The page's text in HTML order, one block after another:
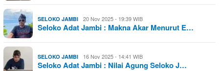
SELOKO JAMBI 20 Nov 2025 - 19:39 WIB
Seloko Adat Jambi : Makna Akar Menurut E…
SELOKO JAMBI 16 Nov 2025 - 14:41 WIB
Seloko Adat Jambi : Nilai Agung Seloko J…